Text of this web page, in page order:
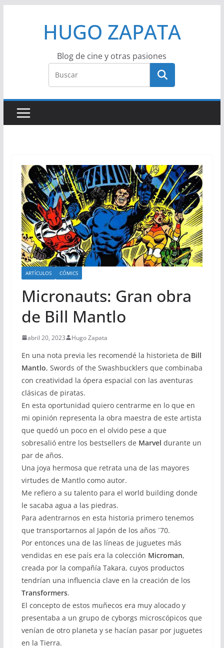
HUGO ZAPATA
Blog de cine y otras pasiones
ARTÍCULOS CÓMICS
Micronauts: Gran obra
de Bill Mantlo
abril 20, 2023 Hugo Zapata
En una nota previa les recomendé la historieta de Bill
Mantlo, Swords of the Swashbucklers que combinaba
con creatividad la ópera espacial con las aventuras
clásicas de piratas.
En esta oportunidad quiero centrarme en lo que en
mi opinión representa la obra maestra de este artista
que quedó un poco en el olvido pese a que
sobresalió entre los bestsellers de Marvel durante un
par de años.
Una joya hermosa que retrata una de las mayores
virtudes de Mantlo como autor.
Me refiero a su talento para el world building donde
le sacaba agua a las piedras.
Para adentrarnos en esta historia primero tenemos
que transportarnos al Japón de los años ´70.
Por entonces una de las líneas de juguetes más
vendidas en ese país era la colección Microman,
creada por la compañía Takara, cuyos productos
tendrían una influencia clave en la creación de los
Transformers.
El concepto de estos muñecos era muy alocado y
presentaba a un grupo de cyborgs microscópicos que
venían de otro planeta y se hacían pasar por juguetes
en la Tierra.